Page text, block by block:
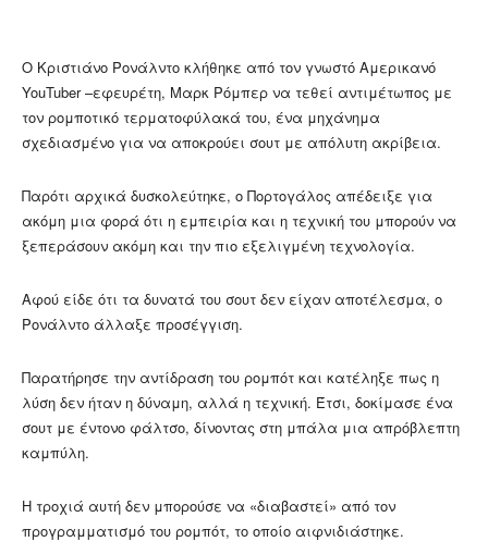
Ο Κριστιάνο Ρονάλντο κλήθηκε από τον γνωστό Αμερικανό
YouTuber –εφευρέτη, Μαρκ Ρόμπερ να τεθεί αντιμέτωπος με
τον ρομποτικό τερματοφύλακά του, ένα μηχάνημα
σχεδιασμένο για να αποκρούει σουτ με απόλυτη ακρίβεια.
Παρότι αρχικά δυσκολεύτηκε, ο Πορτογάλος απέδειξε για
ακόμη μια φορά ότι η εμπειρία και η τεχνική του μπορούν να
ξεπεράσουν ακόμη και την πιο εξελιγμένη τεχνολογία.
Αφού είδε ότι τα δυνατά του σουτ δεν είχαν αποτέλεσμα, ο
Ρονάλντο άλλαξε προσέγγιση.
Παρατήρησε την αντίδραση του ρομπότ και κατέληξε πως η
λύση δεν ήταν η δύναμη, αλλά η τεχνική. Έτσι, δοκίμασε ένα
σουτ με έντονο φάλτσο, δίνοντας στη μπάλα μια απρόβλεπτη
καμπύλη.
Η τροχιά αυτή δεν μπορούσε να «διαβαστεί» από τον
προγραμματισμό του ρομπότ, το οποίο αιφνιδιάστηκε.